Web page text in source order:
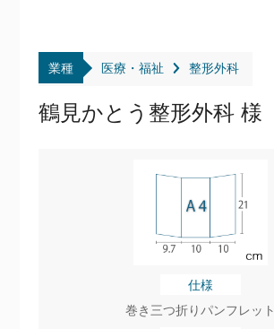
業種 医療・福祉 整形外科
鶴見かとう整形外科 様
仕様
巻き三つ折りパンフレット